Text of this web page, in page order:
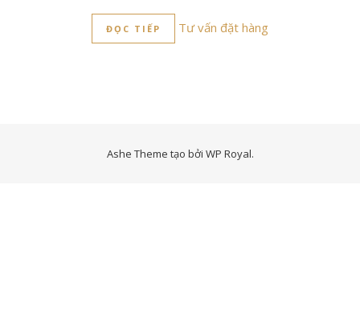
ĐỌC TIẾP Tư vấn đặt hàng
Ashe Theme tạo bởi WP Royal.